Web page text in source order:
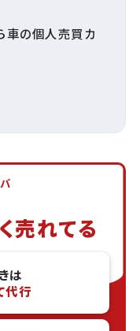
車の個人売買カ
売れてる
は
代行